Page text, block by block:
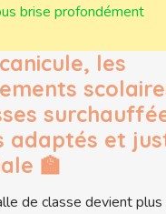
brise profondément
les
adaptés et
🏫
de classe devient plus